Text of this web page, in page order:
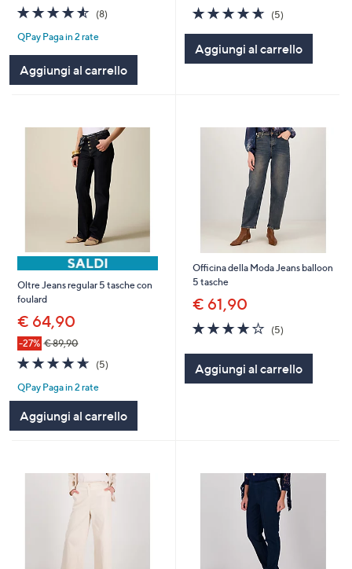
4.5
of
5
(8)8
QPay Paga in 2 rate
Aggiungi al carrello
4.6
of
Stars
(5)5
Aggiungi al carrello
Oltre Jeans regular 5 tasche con
foulard
€ 64,90
-27% € 89,90
4.6
of
5
Stars
(5)5
QPay Paga in 2 rate
Aggiungi al carrello
Officina della Moda Jeans balloon
5 tasche
€ 61,90
3.8
of
5
Stars
(5)5
Aggiungi al carrello